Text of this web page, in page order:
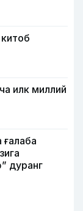
илк миллий
дуранг